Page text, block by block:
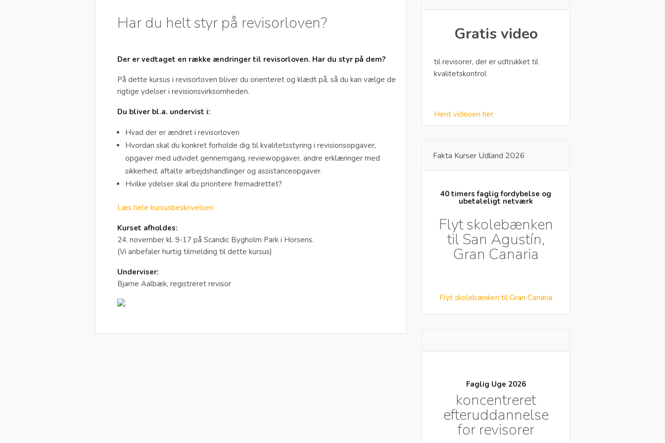
Har du helt styr på revisorloven?
Der er vedtaget en række ændringer til revisorloven. Har du styr på dem?
På dette kursus i revisorloven bliver du orienteret og klædt på, så du kan vælge de
rigtige ydelser i revisionsvirksomheden.
Du bliver bl.a. undervist i:
Hvad der er ændret i revisorloven
Hvordan skal du konkret forholde dig til kvalitetsstyring i revisionsopgaver,
opgaver med udvidet gennemgang, reviewopgaver, andre erklæringer med
sikkerhed, aftalte arbejdshandlinger og assistanceopgaver.
Hvilke ydelser skal du prioritere fremadrettet?
Læs hele kursusbeskrivelsen
Kurset afholdes:
24. november kl. 9-17 på Scandic Bygholm Park i Horsens.
(Vi anbefaler hurtig tilmelding til dette kursus)
Underviser:
Bjarne Aalbæk, registreret revisor
Gratis video
til revisorer, der er udtrukket til
kvalitetskontrol
Hent videoen her
Fakta Kurser Udland 2026
40 timers faglig fordybelse og
ubetaleligt netværk
Flyt skolebænken
til San Agustín,
Gran Canaria
Flyt skolebænken til Gran Canaria
Faglig Uge 2026
koncentreret
efteruddannelse
for revisorer